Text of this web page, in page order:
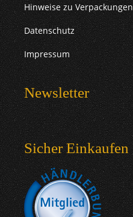
Hinweise zu Verpackungen
Datenschutz
Impressum
Newsletter
Sicher Einkaufen